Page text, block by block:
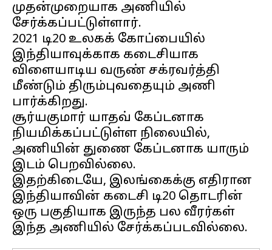
முதன்முறையாக அணியில்
சேர்க்கப்பட்டுள்ளார்.
2021 டி20 உலகக் கோப்பையில்
இந்தியாவுக்காக கடைசியாக
விளையாடிய வருண் சக்ரவர்த்தி
மீண்டும் திரும்புவதையும் அணி
பார்க்கிறது.
சூர்யகுமார் யாதவ் கேப்டனாக
நியமிக்கப்பட்டுள்ள நிலையில்,
அணியின் துணை கேப்டனாக யாரும்
இடம் பெறவில்லை.
இதற்கிடையே, இலங்கைக்கு எதிரான
இந்தியாவின் கடைசி டி20 தொடரின்
ஒரு பகுதியாக இருந்த பல வீரர்கள்